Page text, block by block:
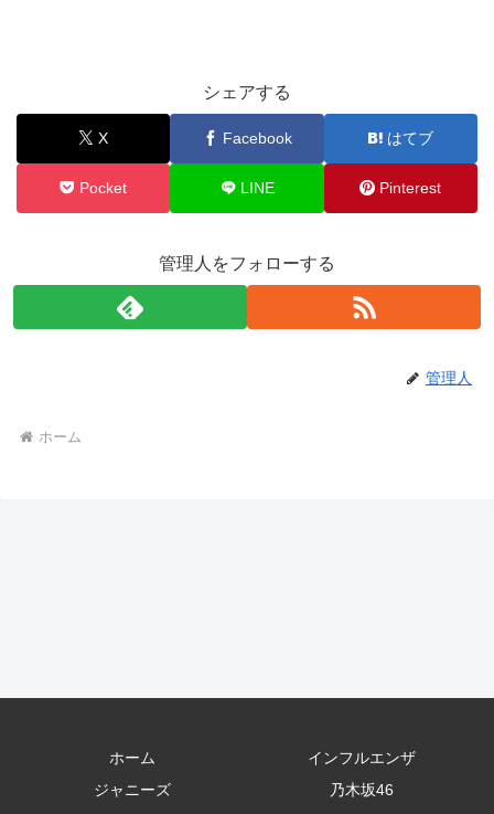
シェアする
X Facebook はてブ
Pocket LINE Pinterest
管理人をフォローする
管理人
ホーム
ホーム
インフルエンザ
ジャニーズ
乃木坂46